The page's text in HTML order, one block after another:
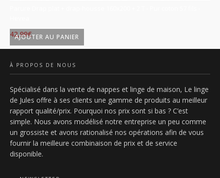
AJOUTER AU PANIER
42,99€
À PROPOS DE NOUS
Spécialisé dans la vente de nappes et linge de maison, Le linge
de Jules offre à ses clients une gamme de produits au meilleur
rapport qualité/prix. Pourquoi nos prix sont si bas ? C’est
simple. Nous avons modélisé notre entreprise un peu comme
un grossiste et avons rationalisé nos opérations afin de vous
fournir la meilleure combinaison de prix et de service
disponible.